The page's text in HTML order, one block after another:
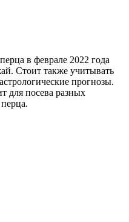
в феврале 2022 года
Стоит также учитывать
прогнозы.
для посева разных